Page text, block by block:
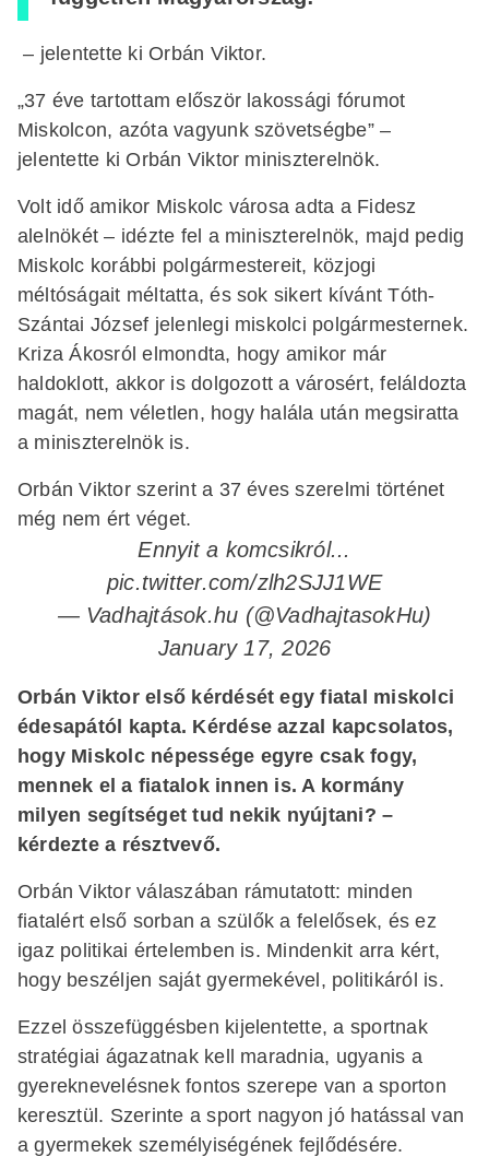
– jelentette ki Orbán Viktor.
„37 éve tartottam először lakossági fórumot
Miskolcon, azóta vagyunk szövetségbe” –
jelentette ki Orbán Viktor miniszterelnök.
Volt idő amikor Miskolc városa adta a Fidesz
alelnökét – idézte fel a miniszterelnök, majd pedig
Miskolc korábbi polgármestereit, közjogi
méltóságait méltatta, és sok sikert kívánt Tóth-
Szántai József jelenlegi miskolci polgármesternek.
Kriza Ákosról elmondta, hogy amikor már
haldoklott, akkor is dolgozott a városért, feláldozta
magát, nem véletlen, hogy halála után megsiratta
a miniszterelnök is.
Orbán Viktor szerint a 37 éves szerelmi történet
még nem ért véget.
Ennyit a komcsikról...
pic.twitter.com/zlh2SJJ1WE
— Vadhajtások.hu (@VadhajtasokHu)
January 17, 2026
Orbán Viktor első kérdését egy fiatal miskolci
édesapától kapta. Kérdése azzal kapcsolatos,
hogy Miskolc népessége egyre csak fogy,
mennek el a fiatalok innen is. A kormány
milyen segítséget tud nekik nyújtani? –
kérdezte a résztvevő.
Orbán Viktor válaszában rámutatott: minden
fiatalért első sorban a szülők a felelősek, és ez
igaz politikai értelemben is. Mindenkit arra kért,
hogy beszéljen saját gyermekével, politikáról is.
Ezzel összefüggésben kijelentette, a sportnak
stratégiai ágazatnak kell maradnia, ugyanis a
gyereknevelésnek fontos szerepe van a sporton
keresztül. Szerinte a sport nagyon jó hatással van
a gyermekek személyiségének fejlődésére.